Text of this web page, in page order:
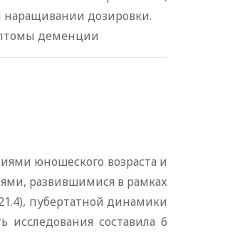
наращивании дозировки.
деменции
юношеского возраста и
развившимися в рамках
пубертатной динамики
исследования составила 6